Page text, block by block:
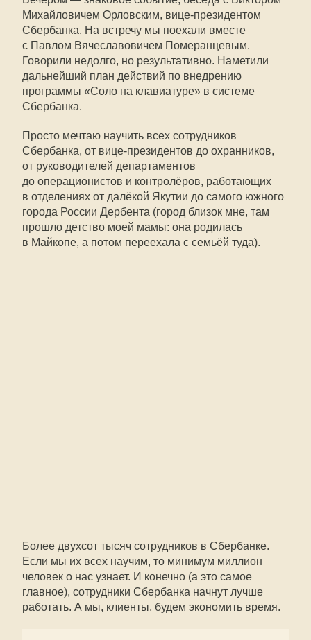
Михайловичем Орловским, вице-президентом
Сбербанка. На встречу мы поехали вместе
с Павлом Вячеславовичем Померанцевым.
Говорили недолго, но результативно. Наметили
дальнейший план действий по внедрению
программы «Соло на клавиатуре» в системе
Сбербанка.
Просто мечтаю научить всех сотрудников
Сбербанка, от вице-президентов до охранников,
от руководителей департаментов
до операционистов и контролёров, работающих
в отделениях от далёкой Якутии до самого южного
города России Дербента (город близок мне, там
прошло детство моей мамы: она родилась
в Майкопе, а потом переехала с семьёй туда).
Более двухсот тысяч сотрудников в Сбербанке.
Если мы их всех научим, то минимум миллион
человек о нас узнает. И конечно (а это самое
главное), сотрудники Сбербанка начнут лучше
работать. А мы, клиенты, будем экономить время.